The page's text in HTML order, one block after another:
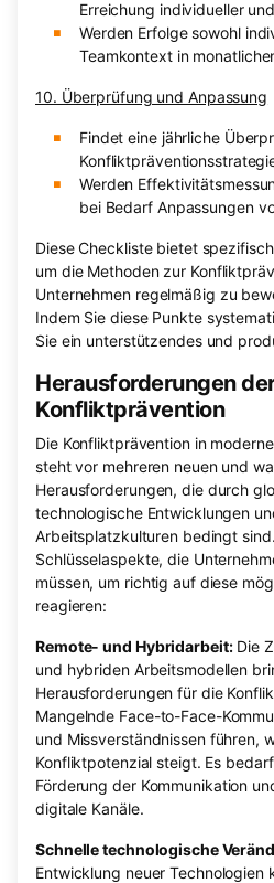
Erreichung individueller
Werden Erfolge sowohl
Teamkontext in
10. Überprüfung und Anpassung
Findet eine jährliche
Werden
bei Bedarf Anpassungen
Diese Checkliste bietet
um die Methoden zur
Unternehmen regelmäßig zu
Indem Sie diese Punkte
Sie ein unterstützendes und
Herausforderungen
Konfliktprävention
Die Konfliktprävention in
steht vor mehreren neuen und
Herausforderungen, die durch
technologische Entwicklungen
Arbeitsplatzkulturen bedingt
Schlüsselaspekte, die
müssen, um richtig auf diese
reagieren:
Remote- und Hybridarbeit:Die
und hybriden Arbeitsmodellen
Herausforderungen für die
Mangelnde Face-to-Face-
und Missverständnissen führen,
Konfliktpotenzial steigt. Es
Förderung der Kommunikation
digitale Kanäle.
Schnelle technologische
Entwicklung neuer Technologien